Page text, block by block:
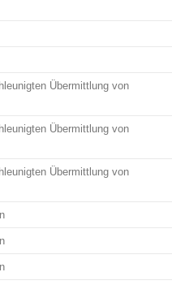
Übermittlung von
Übermittlung von
Übermittlung von